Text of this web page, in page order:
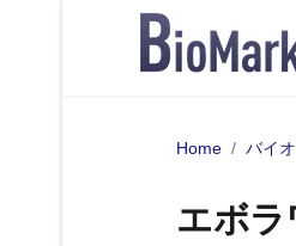
Home バイ
エボラ